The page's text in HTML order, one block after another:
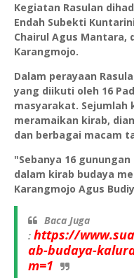
Kegiatan Rasulan
Endah Subekti
Chairul Agus Mantara,
Karangmojo.
Dalam perayaan
yang diikuti oleh 16
masyarakat. Sejumlah
meramaikan kirab,
dan berbagai macam
"Sebanya 16
dalam kirab budaya
Karangmojo Agus
Baca Juga
: https://
ab-budaya-
m=1